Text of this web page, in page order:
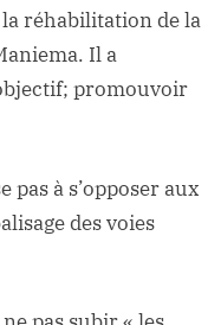
réhabilitation de la
Il a
promouvoir
à s’opposer aux
des voies